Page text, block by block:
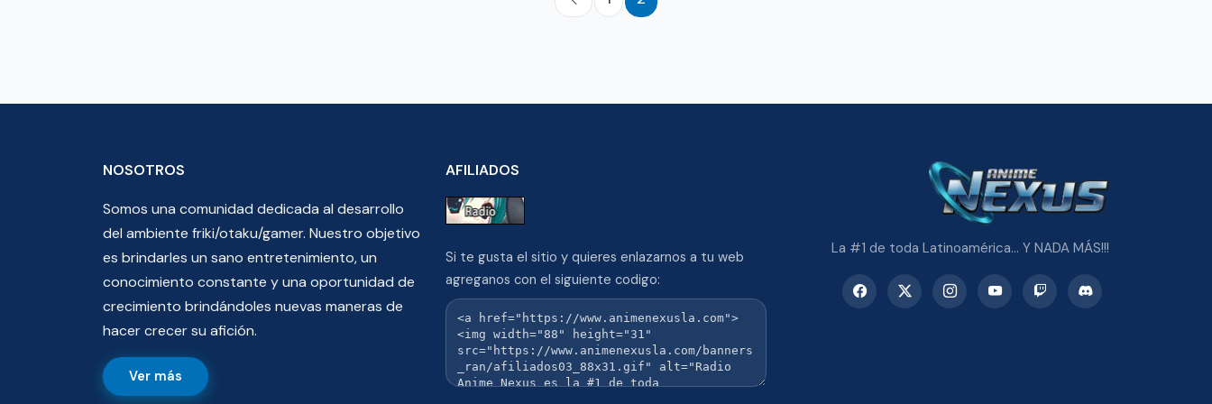
NOSOTROS
Somos una comunidad dedicada al desarrollo
del ambiente friki/otaku/gamer. Nuestro objetivo
es brindarles un sano entretenimiento, un
conocimiento constante y una oportunidad de
crecimiento brindándoles nuevas maneras de
hacer crecer su afición.
Ver más
AFILIADOS
Si te gusta el sitio y quieres enlazarnos a tu web
agreganos con el siguiente codigo:
La #1 de toda Latinoamérica... Y NADA MÁS!!!